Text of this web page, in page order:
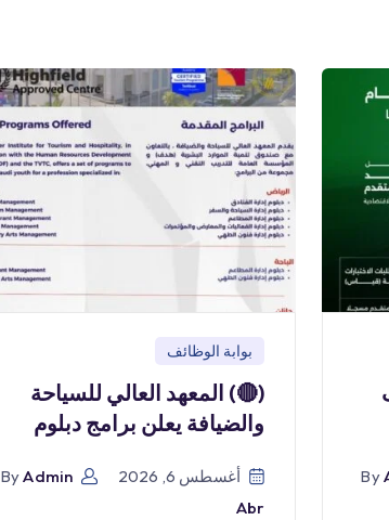
By
بوابة الوظائف
(🔴) المعهد العالي للسياحة
والضيافة يعلن برامج دبلوم
أغسطس 6, 2026 ByAdmin
Abr